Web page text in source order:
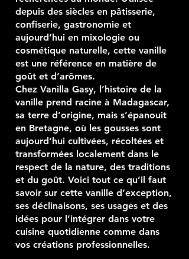
plus prestigieuses et les plus
recherchées au monde. Utilisée
depuis des siècles en pâtisserie,
confiserie, gastronomie et
aujourd’hui en mixologie ou
cosmétique naturelle, cette vanille
est une référence en matière de
goût et d’arômes.
Chez Vanilla Gasy, l’histoire de la
vanille prend racine à Madagascar,
sa terre d’origine, mais s’épanouit
en Bretagne, où les gousses sont
aujourd’hui cultivées, récoltées et
transformées localement dans le
respect de la nature, des traditions
et du goût. Voici tout ce qu’il faut
savoir sur cette vanille d’exception,
ses déclinaisons, ses usages et des
idées pour l’intégrer dans votre
cuisine quotidienne comme dans